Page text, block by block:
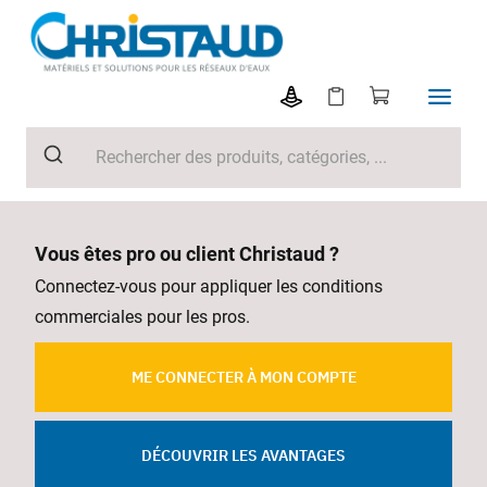
Vous êtes pro ou client Christaud ?
Connectez-vous pour appliquer les conditions
commerciales pour les pros.
ME CONNECTER À MON COMPTE
DÉCOUVRIR LES AVANTAGES